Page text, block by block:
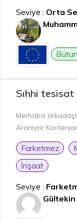
Seviye : Orta
Sıhhi tesisat
Merhaba
Aranıyor
Farketmez
İnşaat
Seviye :